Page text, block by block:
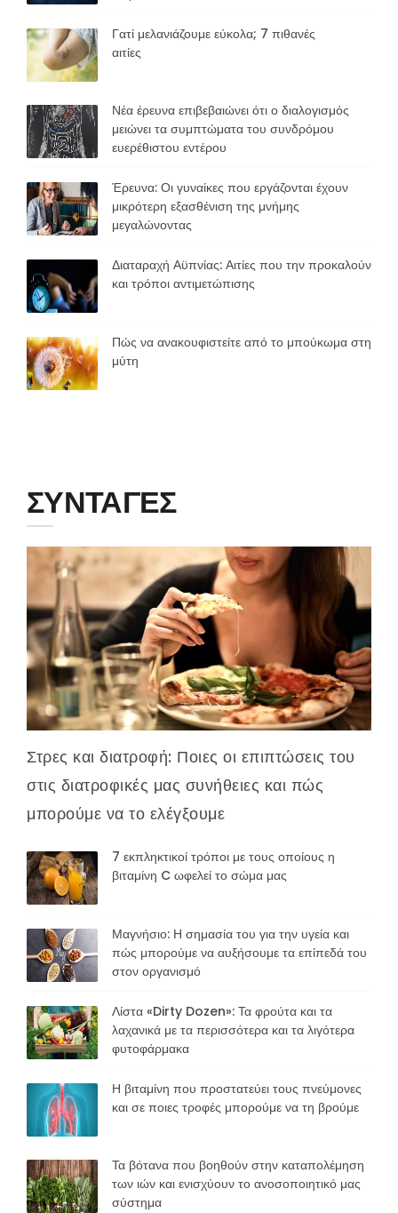
Γατί μελανιάζουμε εύκολα; 7 πιθανές
αιτίες
Νέα έρευνα επιβεβαιώνει ότι ο διαλογισμός
μειώνει τα συμπτώματα του συνδρόμου
ευερέθιστου εντέρου
Έρευνα: Οι γυναίκες που εργάζονται έχουν
μικρότερη εξασθένιση της μνήμης
μεγαλώνοντας
Διαταραχή Αϋπνίας: Αιτίες που την προκαλούν
και τρόποι αντιμετώπισης
Πώς να ανακουφιστείτε από το μπούκωμα στη
μύτη
ΣΥΝΤΑΓΕΣ
Στρες και διατροφή: Ποιες οι επιπτώσεις του
στις διατροφικές μας συνήθειες και πώς
μπορούμε να το ελέγξουμε
7 εκπληκτικοί τρόποι με τους οποίους η
βιταμίνη C ωφελεί το σώμα μας
Μαγνήσιο: Η σημασία του για την υγεία και
πώς μπορούμε να αυξήσουμε τα επίπεδά του
στον οργανισμό
Λίστα «Dirty Dozen»: Τα φρούτα και τα
λαχανικά με τα περισσότερα και τα λιγότερα
φυτοφάρμακα
Η βιταμίνη που προστατεύει τους πνεύμονες
και σε ποιες τροφές μπορούμε να τη βρούμε
Τα βότανα που βοηθούν στην καταπολέμηση
των ιών και ενισχύουν το ανοσοποιητικό μας
σύστημα